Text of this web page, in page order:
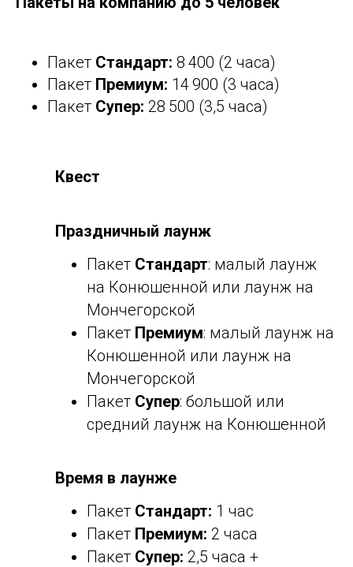
Пакет Стандарт: 8 400 (2 часа)
Пакет Премиум: 14 900 (3 часа)
Пакет Супер: 28 500 (3,5 часа)
Квест
Праздничный лаунж
Пакет Стандарт: малый лаунж
на Конюшенной или лаунж на
Мончегорской
Пакет Премиум: малый лаунж на
Конюшенной или лаунж на
Мончегорской
Пакет Супер: большой или
средний лаунж на Конюшенной
Время в лаунже
Пакет Стандарт: 1 час
Пакет Премиум: 2 часа
Пакет Супер: 2,5 часа +